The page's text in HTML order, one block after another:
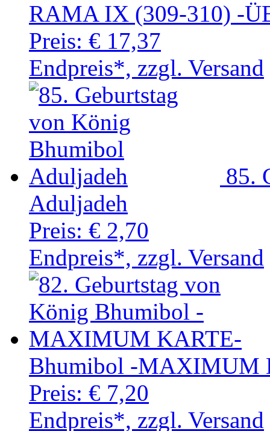
RAMA IX (309-310) -
Preis: € 17,37
Endpreis*, zzgl. Versand
85.
Aduljadeh
Preis: € 2,70
Endpreis*, zzgl. Versand
Bhumibol -MAXIMUM
Preis: € 7,20
Endpreis*, zzgl. Versand